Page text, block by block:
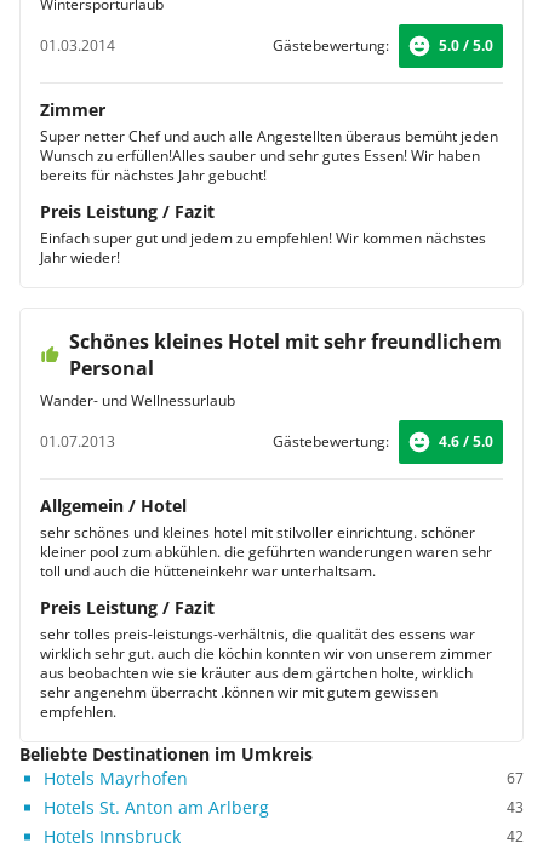
Wintersporturlaub
01.03.2014
Gästebewertung: 5.0 / 5.0
Zimmer
Super netter Chef und auch alle Angestellten überaus bemüht jeden
Wunsch zu erfüllen!Alles sauber und sehr gutes Essen! Wir haben
bereits für nächstes Jahr gebucht!
Preis Leistung / Fazit
Einfach super gut und jedem zu empfehlen! Wir kommen nächstes
Jahr wieder!
Schönes kleines Hotel mit sehr freundlichem
Personal
Wander- und Wellnessurlaub
01.07.2013
Gästebewertung: 4.6 / 5.0
Allgemein / Hotel
sehr schönes und kleines hotel mit stilvoller einrichtung. schöner
kleiner pool zum abkühlen. die geführten wanderungen waren sehr
toll und auch die hütteneinkehr war unterhaltsam.
Preis Leistung / Fazit
sehr tolles preis-leistungs-verhältnis, die qualität des essens war
wirklich sehr gut. auch die köchin konnten wir von unserem zimmer
aus beobachten wie sie kräuter aus dem gärtchen holte, wirklich
sehr angenehm überracht .können wir mit gutem gewissen
empfehlen.
Beliebte Destinationen im Umkreis
Hotels Mayrhofen
67
Hotels St. Anton am Arlberg 43
Hotels Innsbruck 42